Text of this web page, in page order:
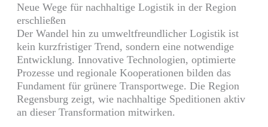
Neue Wege für nachhaltige Logistik in der Region
erschließen
Der Wandel hin zu umweltfreundlicher Logistik ist
kein kurzfristiger Trend, sondern eine notwendige
Entwicklung. Innovative Technologien, optimierte
Prozesse und regionale Kooperationen bilden das
Fundament für grünere Transportwege. Die Region
Regensburg zeigt, wie nachhaltige Speditionen aktiv
an dieser Transformation mitwirken.